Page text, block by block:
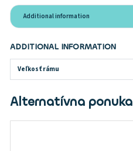
Additional information
ADDITIONAL INFORMATION
Veľkosť rámu
Alternatívna ponuka